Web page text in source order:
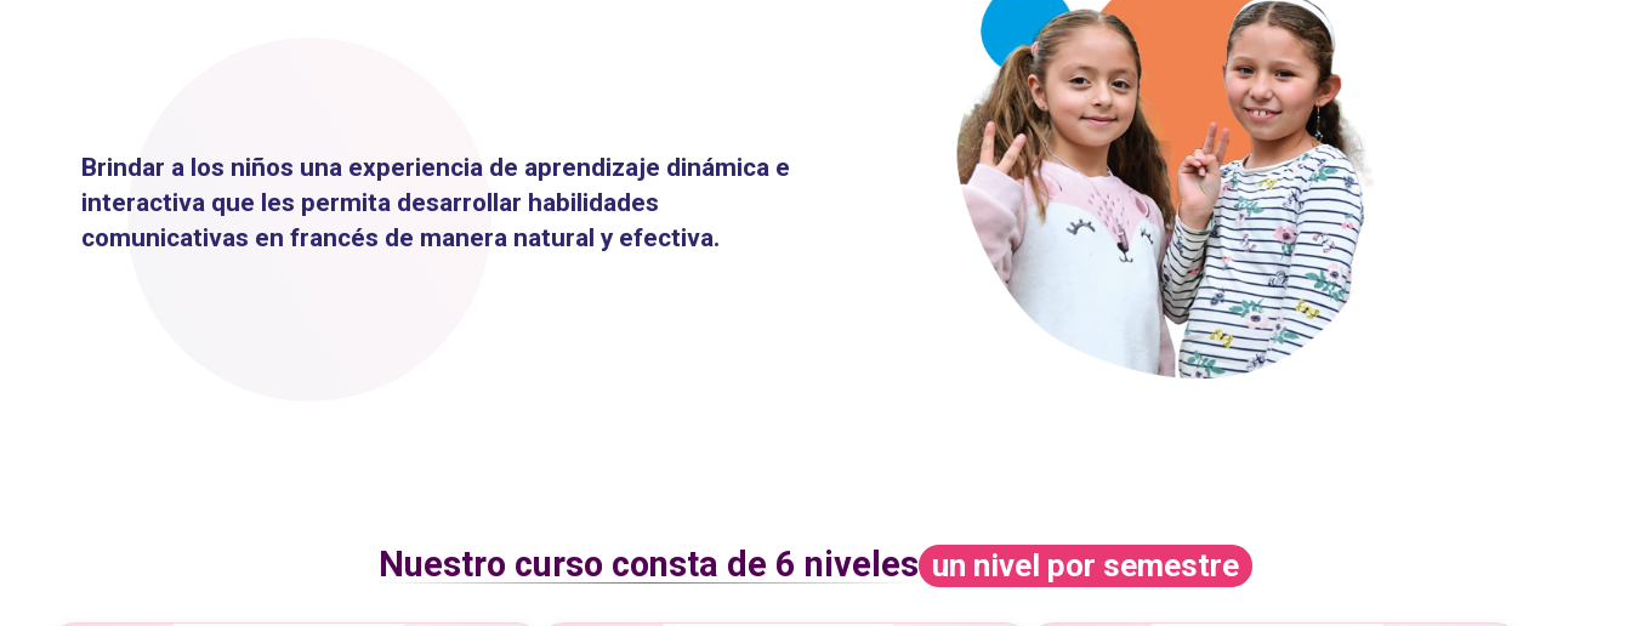
Brindar a los niños una experiencia de aprendizaje dinámica e
interactiva que les permita desarrollar habilidades
comunicativas en francés de manera natural y efectiva.
Nuestro curso consta de 6 niveles un nivel por semestre